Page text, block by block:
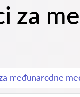
za
međunarodne